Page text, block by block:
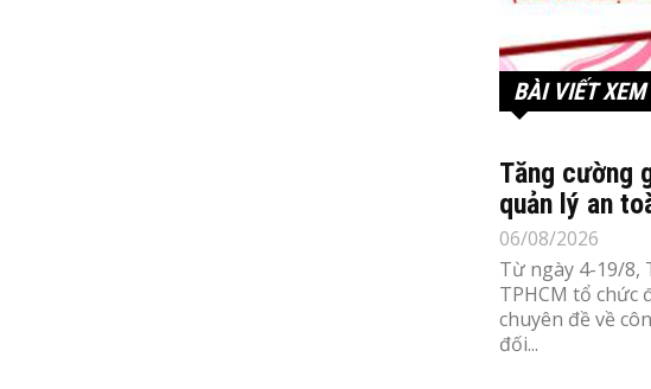
BÀI VIẾT XEM
Tăng cường
quản lý an
06/08/2026
Từ ngày 4-19/
TPHCM tổ chức
chuyên đề về
đối...